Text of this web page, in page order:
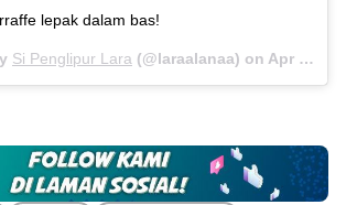
lepak dalam bas!
Si Penglipur Lara (@laraalanaa) on Apr 9, 2018 at 12:15am PDT